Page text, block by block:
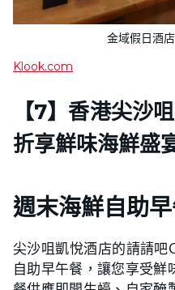
金域假日酒
Klook.com
【7】香港尖沙
折享鮮味海鮮盛
週末海鮮自助
尖沙咀凱悅酒店的請請吧
自助早午餐，讓您享受鮮